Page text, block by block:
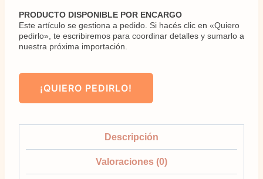
PRODUCTO DISPONIBLE POR ENCARGO
Este artículo se gestiona a pedido. Si hacés clic en «Quiero
pedirlo», te escribiremos para coordinar detalles y sumarlo a
nuestra próxima importación.
¡QUIERO PEDIRLO!
Descripción
Valoraciones (0)